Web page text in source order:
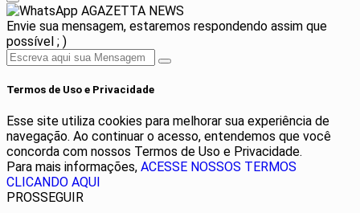
AGAZETTA NEWS
Envie sua mensagem, estaremos respondendo assim que
possível ; )
Termos de Uso e Privacidade
Esse site utiliza cookies para melhorar sua experiência de
navegação. Ao continuar o acesso, entendemos que você
concorda com nossos Termos de Uso e Privacidade.
Para mais informações, ACESSE NOSSOS TERMOS
CLICANDO AQUI
PROSSEGUIR